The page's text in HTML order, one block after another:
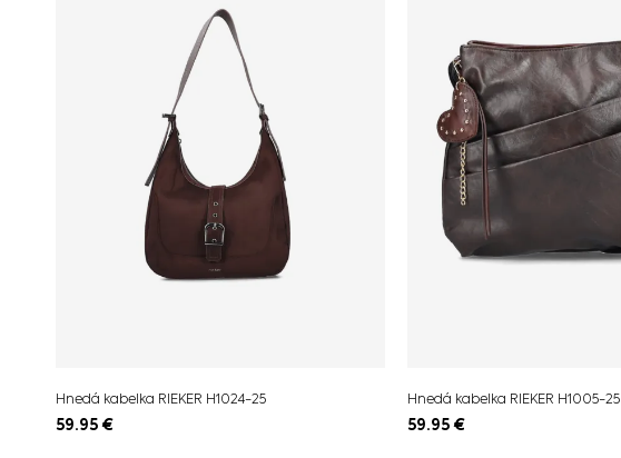
Hnedá kabelka RIEKER H1024-25
59.95€
Hnedá kabelka RIEKER H1005-25
59.95€